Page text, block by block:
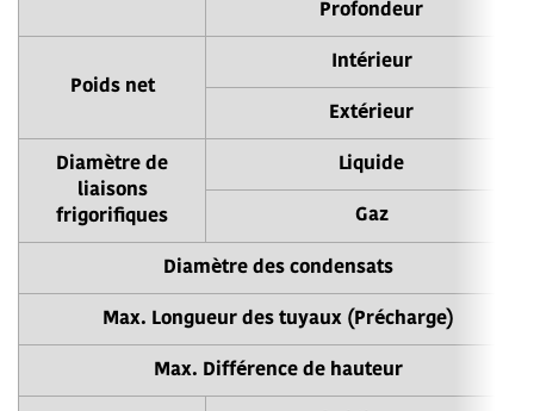
Profondeur
Poids net
Intérieur
Extérieur
Diamètre de
liaisons
frigorifiques
Liquide
Gaz
Diamètre des condensats
Max. Longueur des tuyaux (Précharge)
Max. Différence de hauteur